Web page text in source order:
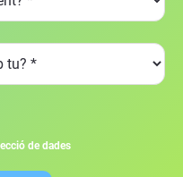
de dades